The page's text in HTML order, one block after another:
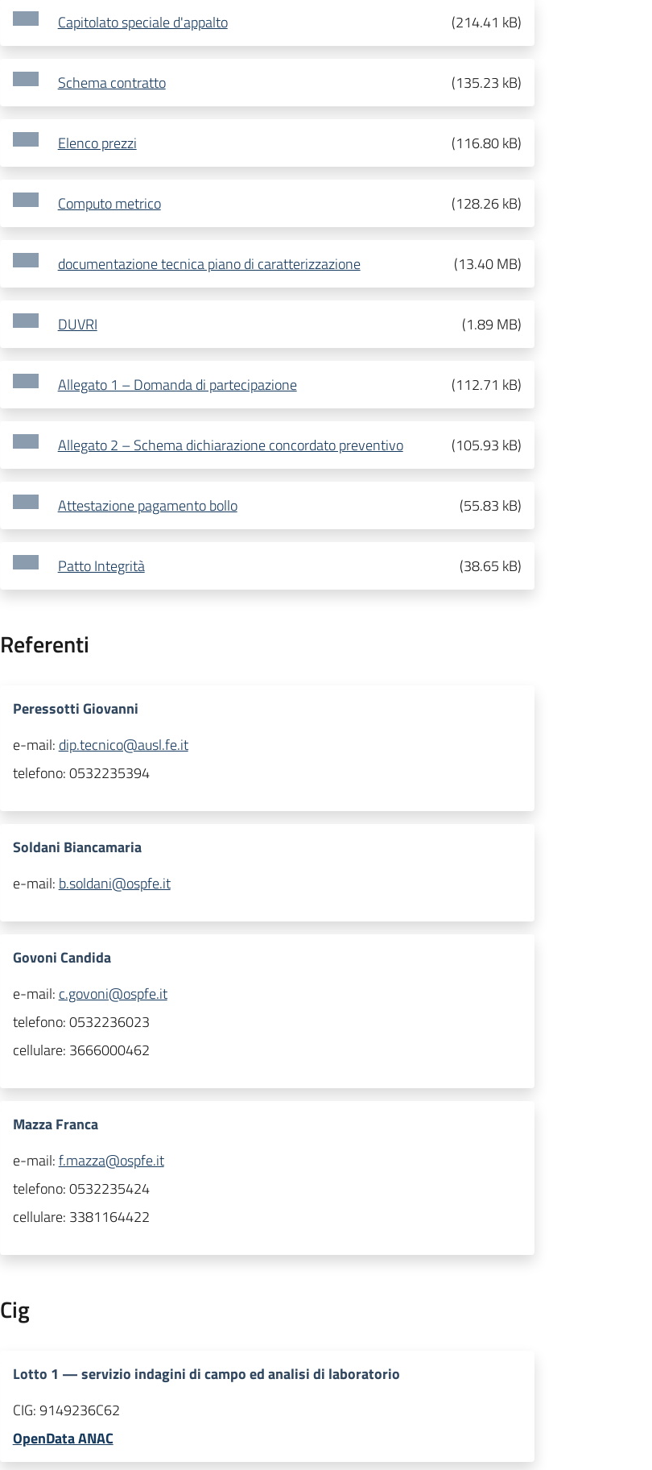
Capitolato speciale d'appalto (214.41 kB)
Schema contratto (135.23 kB)
Elenco prezzi (116.80 kB)
Computo metrico (128.26 kB)
documentazione tecnica piano di caratterizzazione (13.40 MB)
DUVRI (1.89 MB)
Allegato 1 – Domanda di partecipazione (112.71 kB)
Allegato 2 – Schema dichiarazione concordato preventivo (105.93 kB)
Attestazione pagamento bollo (55.83 kB)
Patto Integrità (38.65 kB)
Referenti
Peressotti Giovanni
e-mail: dip.tecnico@ausl.fe.it
telefono:0532235394
Soldani Biancamaria
e-mail: b.soldani@ospfe.it
Govoni Candida
e-mail: c.govoni@ospfe.it
telefono:0532236023
cellulare: 3666000462
Mazza Franca
e-mail:f.mazza@ospfe.it
telefono:0532235424
cellulare: 3381164422
Cig
Lotto 1 —servizio indagini di campo ed analisi di laboratorio
CIG:9149236C62
OpenData ANAC